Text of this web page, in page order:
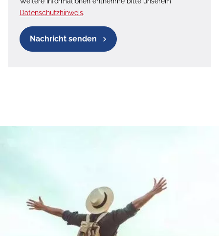
Datenschutzhinweis.
Nachricht senden